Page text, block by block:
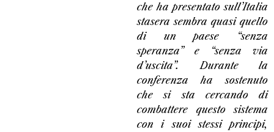
che ha presentato sull’Italia
stasera sembra quasi quello
di un paese “senza
speranza” e “senza via
d’uscita”. Durante la
conferenza ha sostenuto
che si sta cercando di
combattere questo sistema
con i suoi stessi principi,